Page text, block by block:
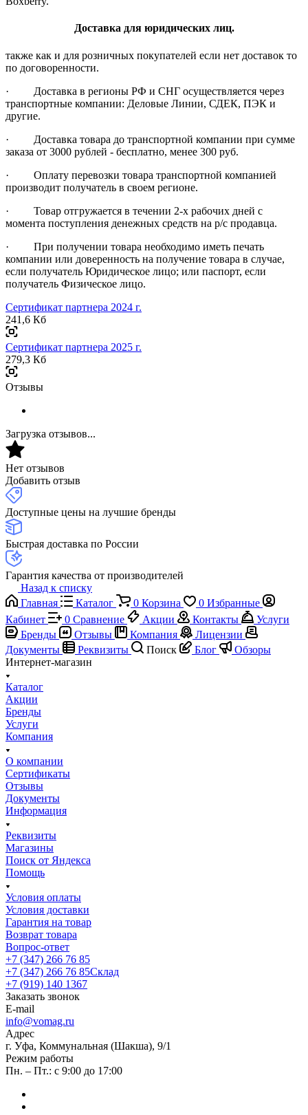
Доставка для юридических лиц.
также как и для розничных покупателей если нет доставок то
по договоренности.
· Доставка в регионы РФ и СНГ осуществляется через
транспортные компании: Деловые Линии, СДЕК, ПЭК и
другие.
· Доставка товара до транспортной компании при сумме
заказа от 3000 рублей - бесплатно, менее 300 руб.
· Оплату перевозки товара транспортной компанией
производит получатель в своем регионе.
· Товар отгружается в течении 2-х рабочих дней с
момента поступления денежных средств на р/с продавца.
· При получении товара необходимо иметь печать
компании или доверенность на получение товара в случае,
если получатель Юридическое лицо; или паспорт, если
получатель Физическое лицо.
Сертификат партнера 2024 г.
241,6 Кб
Сертификат партнера 2025 г.
279,3 Кб
Отзывы
Загрузка отзывов...
Нет отзывов
Добавить отзыв
Доступные цены на лучшие бренды
Быстрая доставка по России
Гарантия качества от производителей
Назад к списку
Главная
Каталог 0 Корзина 0 Избранные
Кабинет
0 Сравнение Акции Контакты
Услуги
Бренды
Отзывы Компания
Лицензии
Документы
Реквизиты Поиск Блог
Обзоры
Интернет-магазин
Каталог
Акции
Бренды
Услуги
Компания
О компании
Сертификаты
Отзывы
Документы
Информация
Реквизиты
Магазины
Поиск от Яндекса
Помощь
Условия оплаты
Условия доставки
Гарантия на товар
Возврат товара
Вопрос-ответ
+7 (347) 266 76 85
+7 (347) 266 76 85Склад
+7 (919) 140 1367
Заказать звонок
E-mail
info@vomag.ru
Адрес
г. Уфа, Коммунальная (Шакша), 9/1
Режим работы
Пн. – Пт.: с 9:00 до 17:00